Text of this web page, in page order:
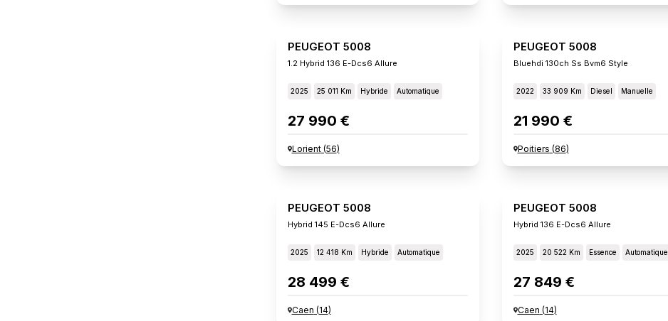
PEUGEOT 5008
1.2 Hybrid 136 E-Dcs6 Allure
2025 25 011 Km Hybride Automatique
27 990 €
Lorient(56)
PEUGEOT 5008
Bluehdi 130ch Ss Bvm6 Style
2022 33 909 Km Diesel Manuelle
21 990 €
Poitiers (86)
PEUGEOT 5008
Hybrid 145 E-Dcs6 Allure
2025 12 418 Km Hybride Automatique
28 499 €
Caen (14)
PEUGEOT 5008
Hybrid 136 E-Dcs6 Allure
2025 20 522 Km Essence Automatique
27 849 €
Caen (14)